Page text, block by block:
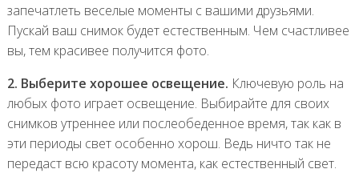
запечатлеть веселые моменты с вашими друзьями.
Пускай ваш снимок будет естественным. Чем счастливее
вы, тем красивее получится фото.
2. Выберите хорошее освещение. Ключевую роль на
любых фото играет освещение. Выбирайте для своих
снимков утреннее или послеобеденное время, так как в
эти периоды свет особенно хорош. Ведь ничто так не
передаст всю красоту момента, как естественный свет.